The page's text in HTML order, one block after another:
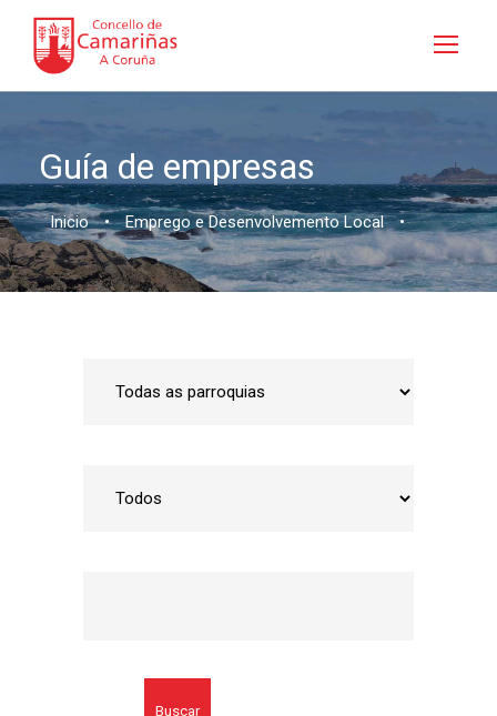
Guía de empresas
Inicio • Emprego e Desenvolvemento Local •
Buscar